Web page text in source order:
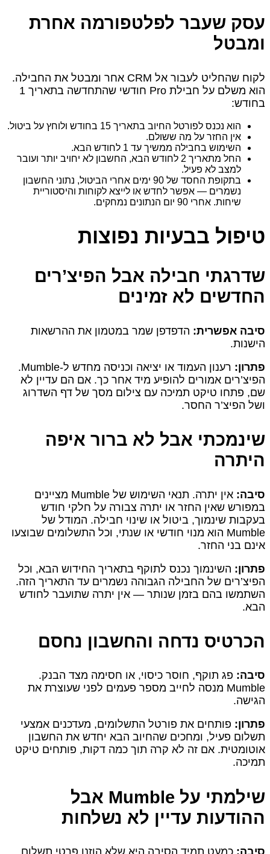
עסק שעבר לפלטפורמה אחרת
ומבטל
לקוח שהחליט לעבור אל CRM אחר ומבטל את החבילה.
הוא משלם על חבילת Pro חודשי שהתחדשה בתאריך 1
בחודש:
הוא נכנס לפורטל החיוב בתאריך 15 בחודש ולוחץ על ביטול.
אין החזר על מה ששולם.
השימוש בחבילה ממשיך עד 1 לחודש הבא.
החל מתאריך 2 לחודש הבא, החשבון לא יחויב יותר ועובר
למצב לא פעיל.
בתקופת החסד של 90 ימים אחרי הביטול, נתוני החשבון
נשמרים — אפשר לחדש או לייצא לקוחות והיסטוריית
שיחות. אחרי 90 יום הנתונים נמחקים.
טיפול בבעיות נפוצות
שדרגתי חבילה אבל הפיצ’רים
החדשים לא זמינים
סיבה אפשרית: הדפדפן שמר במטמון את ההרשאות
הישנות.
פתרון:
רענון העמוד או יציאה וכניסה מחדש ל‑Mumble.
הפיצ’רים אמורים להופיע מיד אחר כך. אם הם עדיין לא
שם, פתחו טיקט תמיכה עם צילום מסך של דף השדרוג
ושל הפיצ’ר החסר.
שינמכתי אבל לא ברור איפה
היתרה
סיבה:
אין יתרה. תנאי השימוש של Mumble מציינים
במפורש שאין החזר או יתרה צבורה על חלקי חודש
בעקבות שינמוך, ביטול או שינוי חבילה. המודל של
Mumble הוא מנוי חודשי או שנתי, וכל התשלומים שבוצעו
אינם בני החזר.
פתרון: השינמוך נכנס לתוקף בתאריך החידוש הבא, וכל
הפיצ’רים של החבילה הגבוהה נשמרים עד התאריך הזה.
השתמשו בהם בזמן שנותר — אין יתרה שתועבר לחודש
הבא.
הכרטיס נדחה והחשבון נחסם
סיבה: פג תוקף, חוסר כיסוי, או חסימה מצד הבנק.
Mumble מנסה לחייב מספר פעמים לפני שעוצרת את
הגישה.
פתרון: פותחים את פורטל התשלומים, מעדכנים אמצעי
תשלום פעיל, ומחכים שהחיוב הבא יחדש את החשבון
אוטומטית. אם זה לא קרה תוך כמה דקות, פותחים טיקט
תמיכה.
שילמתי על Mumble אבל
ההודעות עדיין לא נשלחות